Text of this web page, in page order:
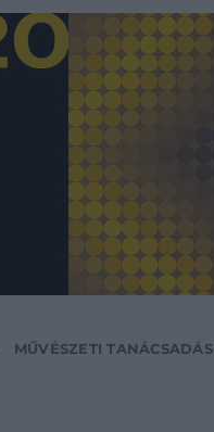
MŰVÉSZETI TANÁCSADÁS